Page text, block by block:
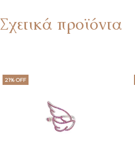
Σχετικά προϊόντα
21% OFF